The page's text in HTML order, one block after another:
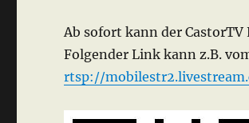
Ab sofort kann der
Folgender Link kann z.B.
rtsp://